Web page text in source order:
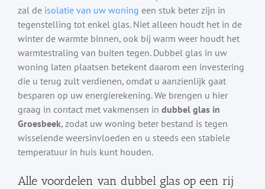
zal de isolatie van uw woning een stuk beter zijn in
tegenstelling tot enkel glas. Niet alleen houdt het in de
winter de warmte binnen, ook bij warm weer houdt het
warmtestraling van buiten tegen. Dubbel glas in uw
woning laten plaatsen betekent daarom een investering
die u terug zult verdienen, omdat u aanzienlijk gaat
besparen op uw energierekening. We brengen u hier
graag in contact met vakmensen in dubbel glas in
Groesbeek, zodat uw woning beter bestand is tegen
wisselende weersinvloeden en u steeds een stabiele
temperatuur in huis kunt houden.
Alle voordelen van dubbel glas op een rij